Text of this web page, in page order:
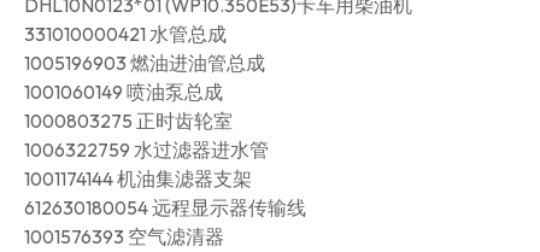
DHL10N0123*01 (WP10.350E53)卡车用柴油机
331010000421 水管总成
1005196903 燃油进油管总成
1001060149 喷油泵总成
1000803275 正时齿轮室
1006322759 水过滤器进水管
1001174144 机油集滤器支架
612630180054 远程显示器传输线
1001576393 空气滤清器